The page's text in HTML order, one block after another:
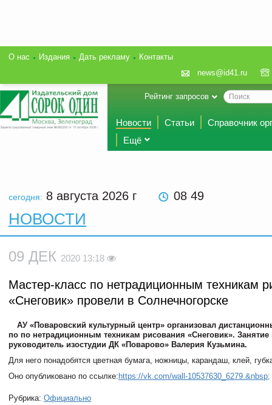
О нас Издания Дать рекламу
Контакты
news@id41.ru
Рейтинг запросов
Новости Статьи
Справочник
Ещё
сегодня: 8 августа 2026 г 08 49
НОВОСТИ
09 ДЕК 2020 13:18
Мастер-класс по нетрадиционным техникам
«Снеговик» провели в Солнечногорске
АУ «Поваровский культурный центр» организовал
по по нетрадиционным техникам рисования «Снеговик». Занятие
руководитель изостудии ДК «Поварово» Валерия Кузьмина.
Для него понадобятся цветная бумага, ножницы, карандаш, клей,
Оно опубликовано по ссылке: https://vk.com/wall-10537630_6279.&nbsp;
Рубрика: Официально